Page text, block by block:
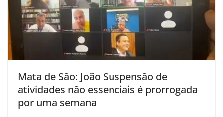
Mata de São: João Suspensão de
atividades não essenciais é prorrogada
por uma semana